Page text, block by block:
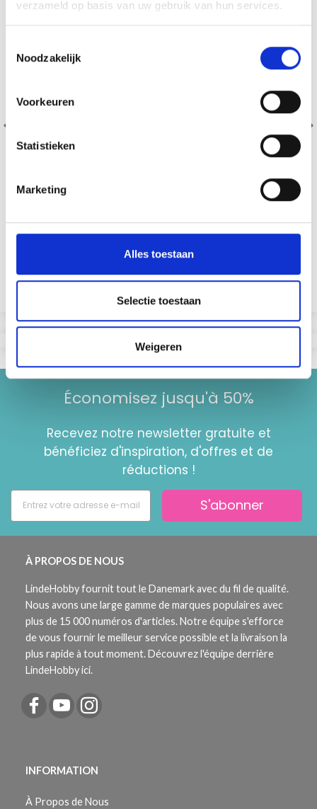
verzameld op basis van uw gebruik van hun services.
Noodzakelijk
Voorkeuren
Statistieken
Marketing
Alles toestaan
Selectie toestaan
Weigeren
FIL DE BASE ADDI CLICK
EUR 8.85
Économisez jusqu'à 50%
Recevez notre newsletter gratuite et
bénéficiez d'inspiration, d'offres et de
réductions !
S'abonner
À PROPOS DE NOUS
LindeHobby fournit tout le Danemark avec du fil de qualité.
Nous avons une large gamme de marques populaires avec
plus de 15 000 numéros d'articles. Notre équipe s'efforce
de vous fournir le meilleur service possible et la livraison la
plus rapide à tout moment. Découvrez l'équipe derrière
LindeHobby ici.
INFORMATION
À Propos de Nous